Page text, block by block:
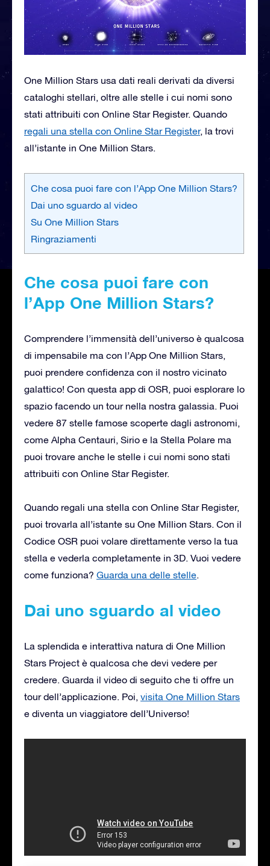
One Million Stars usa dati reali derivati da diversi
cataloghi stellari, oltre alle stelle i cui nomi sono
stati attribuiti con Online Star Register. Quando
regali una stella con Online Star Register, la trovi
all’istante in One Million Stars.
Che cosa puoi fare con l’App One Million Stars?
Dai uno sguardo al video
Su One Million Stars
Ringraziamenti
Che cosa puoi fare con
l’App One Million Stars?
Comprendere l’immensità dell’universo è qualcosa
di impensabile ma con l’App One Million Stars,
puoi prendere confidenza con il nostro vicinato
galattico! Con questa app di OSR, puoi esplorare lo
spazio facendo un tour nella nostra galassia. Puoi
vedere 87 stelle famose scoperte dagli astronomi,
come Alpha Centauri, Sirio e la Stella Polare ma
puoi trovare anche le stelle i cui nomi sono stati
attribuiti con Online Star Register.
Quando regali una stella con Online Star Register,
puoi trovarla all’istante su One Million Stars. Con il
Codice OSR puoi volare direttamente verso la tua
stella e vederla completamente in 3D. Vuoi vedere
come funziona? Guarda una delle stelle.
Dai uno sguardo al video
La splendida e interattiva natura di One Million
Stars Project è qualcosa che devi vedere per
credere. Guarda il video di seguito che ti offre un
tour dell’applicazione. Poi, visita One Million Stars
e diventa un viaggiatore dell’Universo!